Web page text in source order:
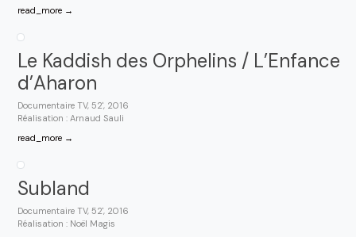
read_more →
Le Kaddish des Orphelins / L’Enfance
d’Aharon
Documentaire TV, 52', 2016
Réalisation : Arnaud Sauli
read_more →
Subland
Documentaire TV, 52', 2016
Réalisation : Noël Magis